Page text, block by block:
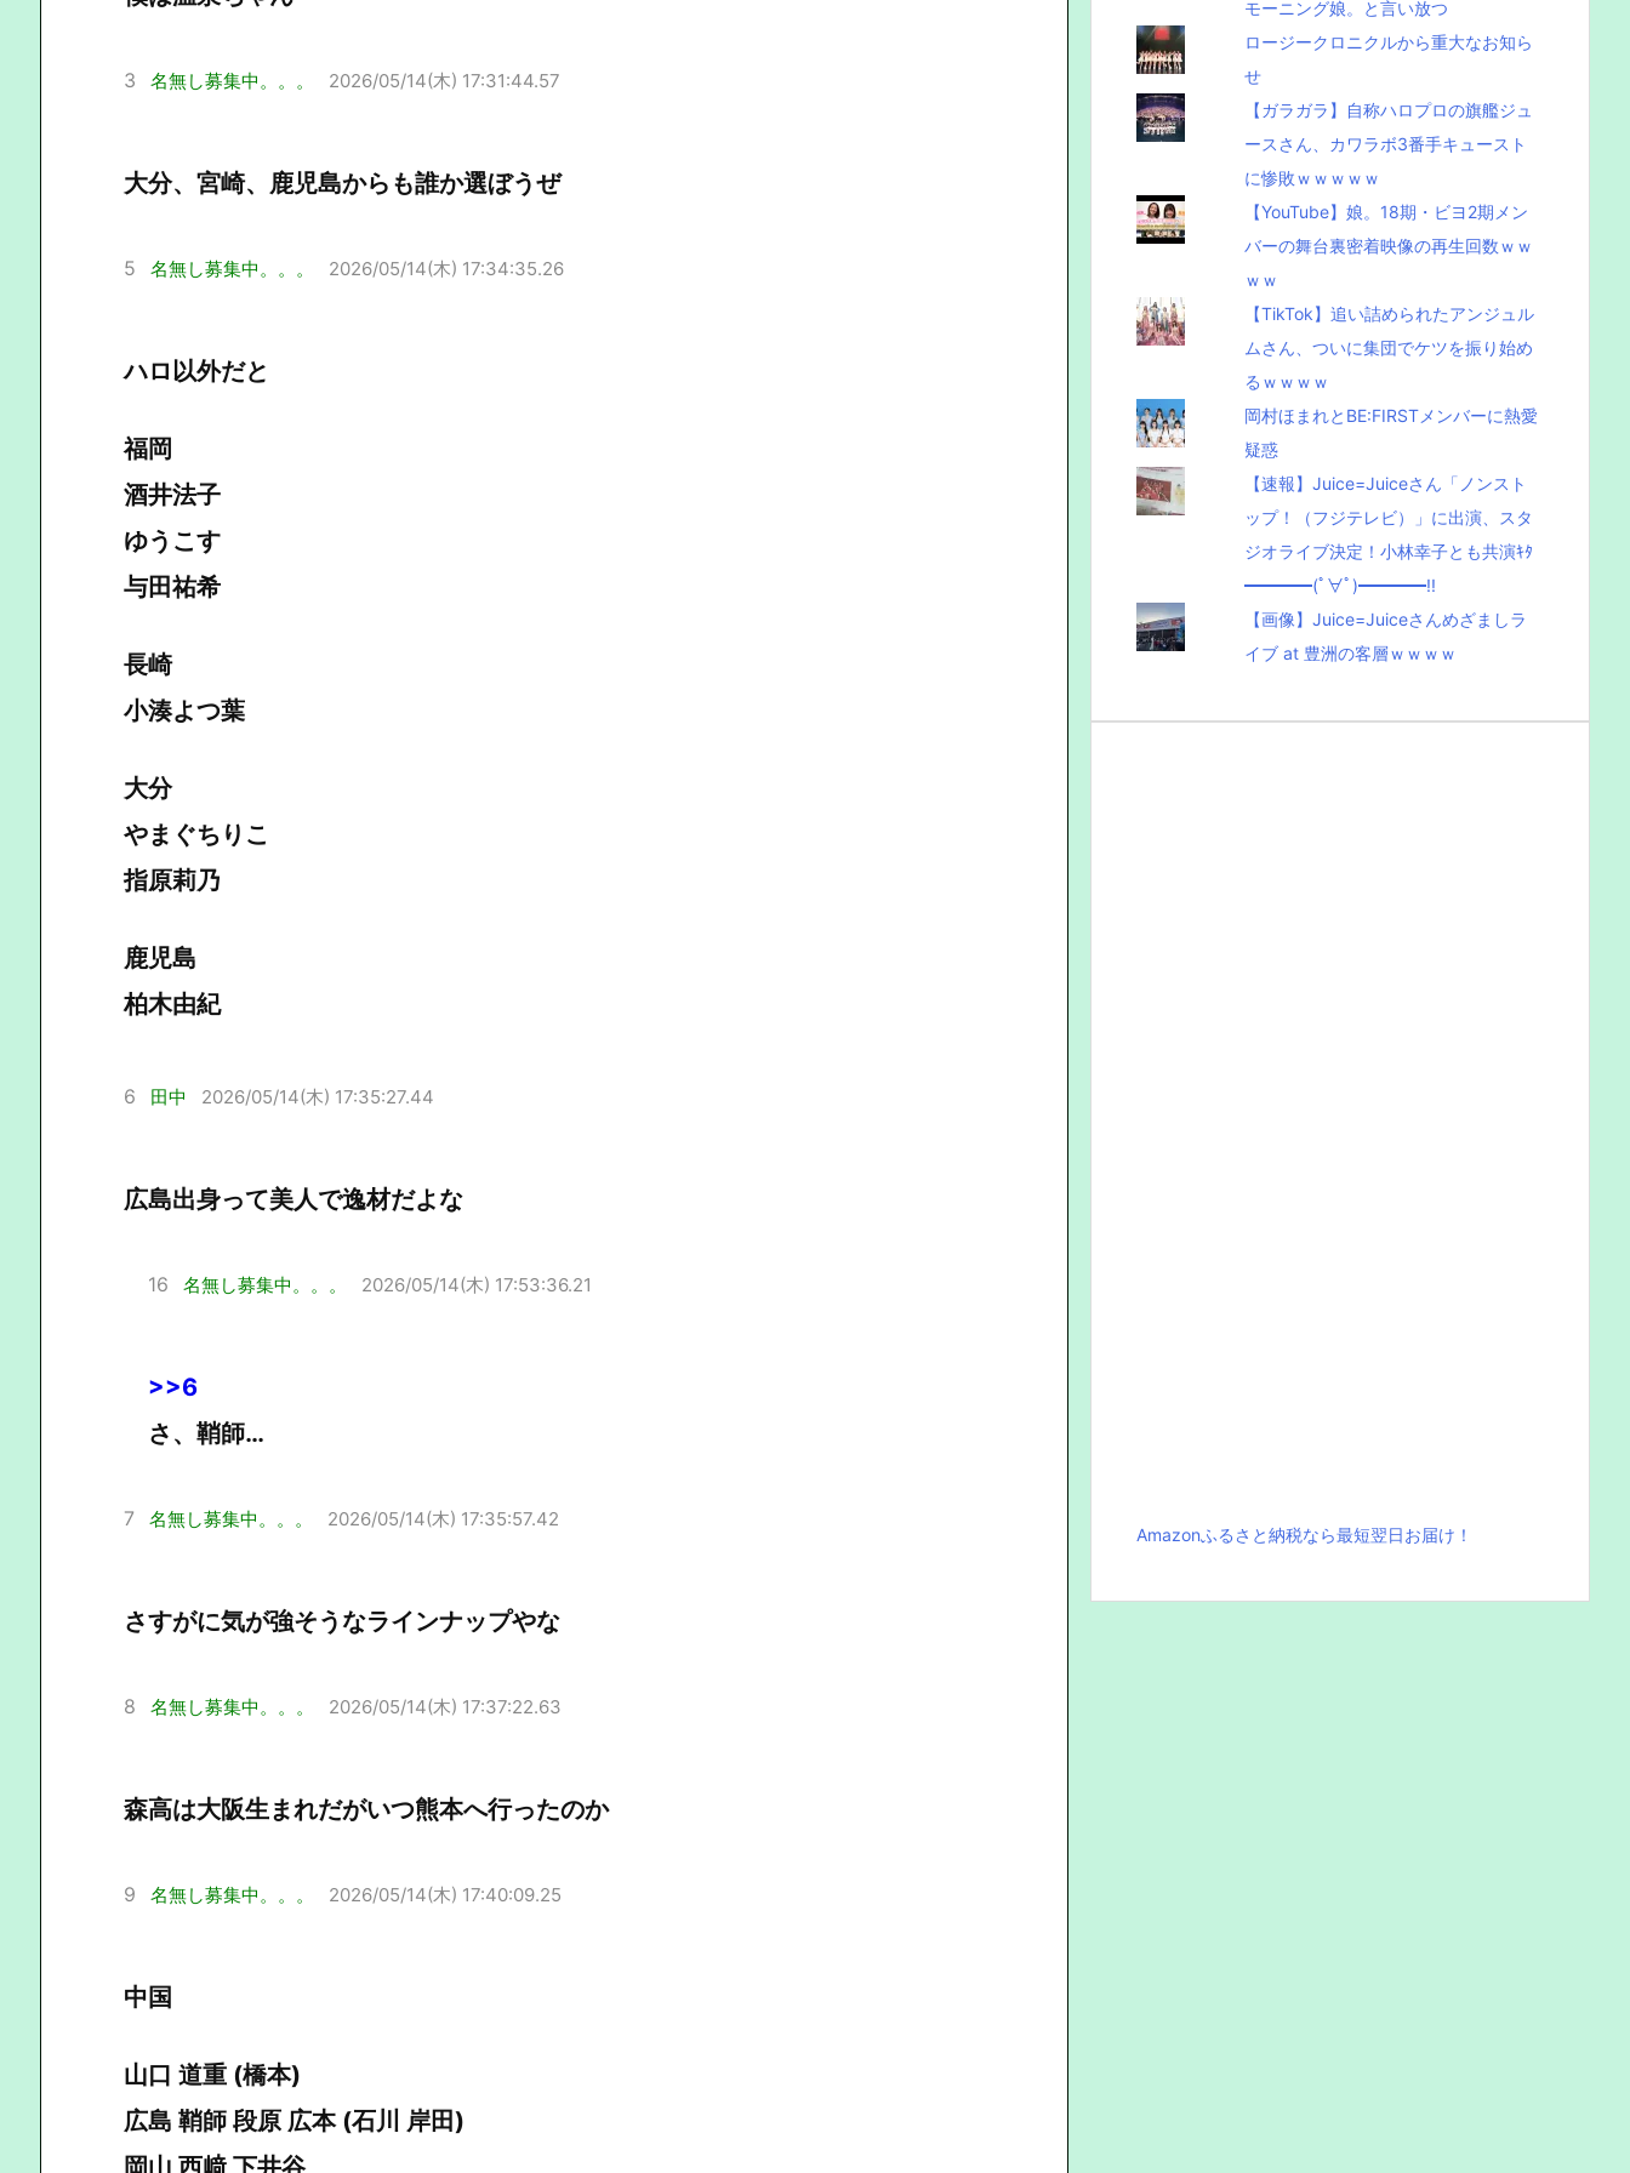
3 名無し募集中。。。 2026/05/14(木) 17:31:44.57
大分、宮崎、鹿児島からも誰か選ぼうぜ
5 名無し募集中。。。 2026/05/14(木) 17:34:35.26
ハロ以外だと
福岡
酒井法子
ゆうこす
与田祐希
長崎
小湊よつ葉
大分
やまぐちりこ
指原莉乃
鹿児島
柏木由紀
6 田中 2026/05/14(木) 17:35:27.44
広島出身って美人で逸材だよな
16 名無し募集中。。。 2026/05/14(木) 17:53:36.21
>>6
さ、鞘師…
7 名無し募集中。。。 2026/05/14(木) 17:35:57.42
さすがに気が強そうなラインナップやな
8 名無し募集中。。。 2026/05/14(木) 17:37:22.63
森高は大阪生まれだがいつ熊本へ行ったのか
9 名無し募集中。。。 2026/05/14(木) 17:40:09.25
中国
山口 道重 (橋本)
広島 鞘師 段原 広本 (石川 岸田)
岡山 西﨑 下井谷
モーニング娘。と言い放つ
ロージークロニクルから重大なお知ら
せ
【ガラガラ】自称ハロプロの旗艦ジュ
ースさん、カワラボ3番手キュースト
に惨敗ｗｗｗｗｗ
【YouTube】娘。18期・ビヨ2期メン
バーの舞台裏密着映像の再生回数ｗｗ
ｗｗ
【TikTok】追い詰められたアンジュル
ムさん、ついに集団でケツを振り始め
るｗｗｗｗ
岡村ほまれとBE:FIRSTメンバーに熱愛
疑惑
【速報】Juice=Juiceさん「ノンスト
ップ！（フジテレビ）」に出演、スタ
ジオライブ決定！小林幸子とも共演ｷﾀ
━━━━(ﾟ∀ﾟ)━━━━!!
【画像】Juice=Juiceさんめざましラ
イブ at 豊洲の客層ｗｗｗｗ
Amazonふるさと納税なら最短翌日お届け！